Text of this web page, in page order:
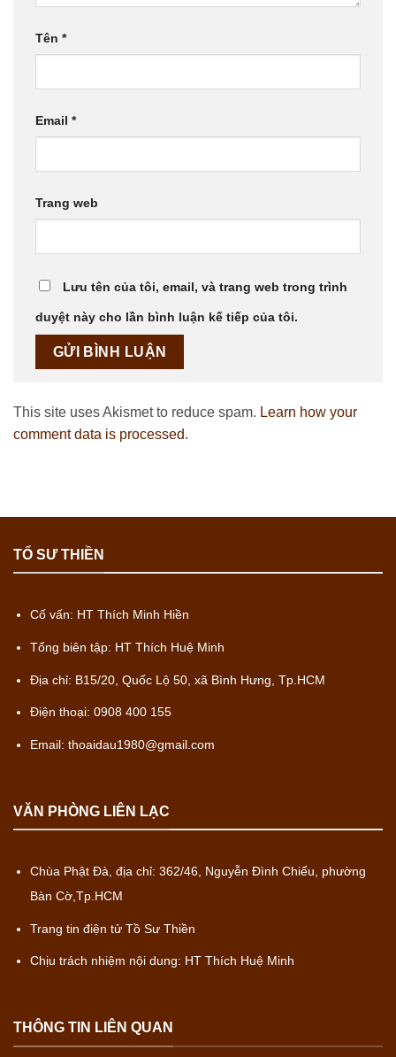
Tên *
Email *
Trang web
Lưu tên của tôi, email, và trang web trong trình
duyệt này cho lần bình luận kế tiếp của tôi.
This site uses Akismet to reduce spam. Learn how your
comment data is processed.
TỔ SƯ THIỀN
Cố vấn: HT Thích Minh Hiền
Tổng biên tập: HT Thích Huệ Minh
Địa chỉ: B15/20, Quốc Lộ 50, xã Bình Hưng, Tp.HCM
Điện thoại: 0908 400 155
Email: thoaidau1980@gmail.com
VĂN PHÒNG LIÊN LẠC
Chùa Phật Đà, địa chỉ: 362/46, Nguyễn Đình Chiểu, phường
Bàn Cờ,Tp.HCM
Trang tin điện tử Tồ Sư Thiền
Chịu trách nhiệm nội dung: HT Thích Huệ Minh
THÔNG TIN LIÊN QUAN